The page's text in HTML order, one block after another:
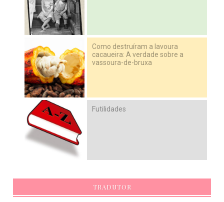
Como destruíram a lavoura
cacaueira: A verdade sobre a
vassoura-de-bruxa
Futilidades
TRADUTOR